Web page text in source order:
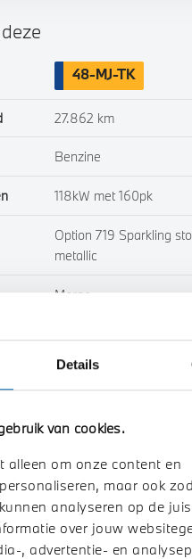
Details
van cookies.
alleen om onze content en
maar ook
analyseren op de
over jouw
, advertentie- en
48-MJ-TK
27.862 km
Benzine
118kW met 160pk
Option 719 Sparkling
metallic
Marge